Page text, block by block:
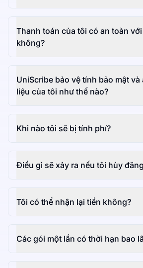
Thanh toán của tôi có an toàn
không?
UniScribe bảo vệ tính bảo mật
liệu của tôi như thế nào?
Khi nào tôi sẽ bị tính phí?
Điều gì sẽ xảy ra nếu tôi hủy
Tôi có thể nhận lại tiền không?
Các gói một lần có thời hạn bao